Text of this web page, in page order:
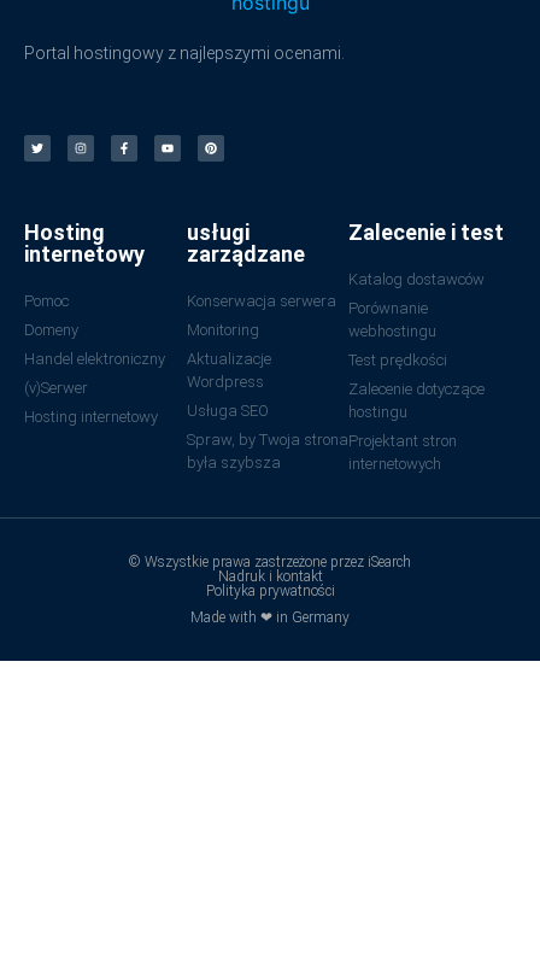
Portal hostingowy z najlepszymi ocenami.
Hosting
internetowy
Pomoc
Domeny
Handel elektroniczny
(v)Serwer
Hosting internetowy
usługi
zarządzane
Konserwacja serwera
Monitoring
Aktualizacje
Wordpress
Usługa SEO
Spraw, by Twoja strona
była szybsza
Zalecenie i test
Katalog dostawców
Porównanie
webhostingu
Test prędkości
Zalecenie dotyczące
hostingu
Projektant stron
internetowych
© Wszystkie prawa zastrzeżone przez iSearch
Nadruk i kontakt
Polityka prywatności
Made with ❤ in Germany